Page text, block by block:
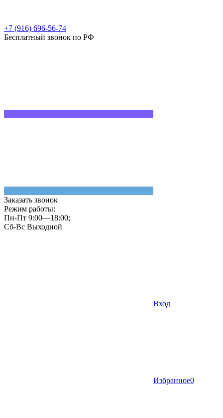
+7 (916) 696-56-74
Бесплатный звонок по РФ
Заказать звонок
Режим работы:
Пн-Пт 9:00—18:00;
Сб-Вс Выходной
Вход
Избранное0